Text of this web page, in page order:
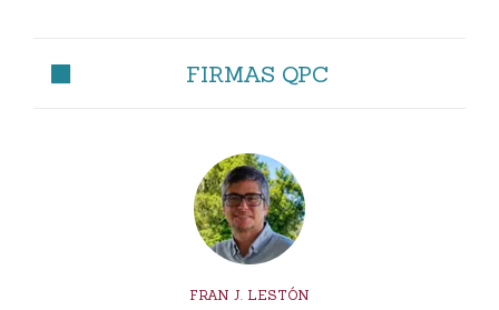
FIRMAS QPC
FRAN J. LESTÓN